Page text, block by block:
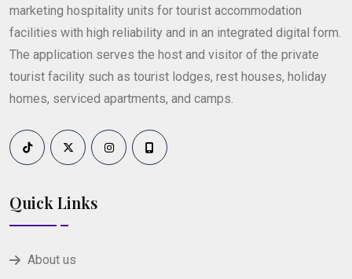
marketing hospitality units for tourist accommodation
facilities with high reliability and in an integrated digital form.
The application serves the host and visitor of the private
tourist facility such as tourist lodges, rest houses, holiday
homes, serviced apartments, and camps.
Quick Links
About us